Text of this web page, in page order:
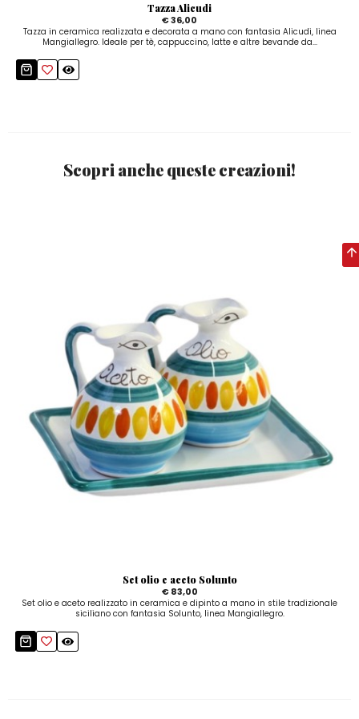
Tazza Alicudi
€ 36,00
Tazza in ceramica realizzata e decorata a mano con fantasia Alicudi, linea
Mangiallegro. Ideale per tè, cappuccino, latte e altre bevande da...
Scopri anche queste creazioni!
Set olio e aceto Solunto
€ 83,00
Set olio e aceto realizzato in ceramica e dipinto a mano in stile tradizionale
siciliano con fantasia Solunto, linea Mangiallegro.